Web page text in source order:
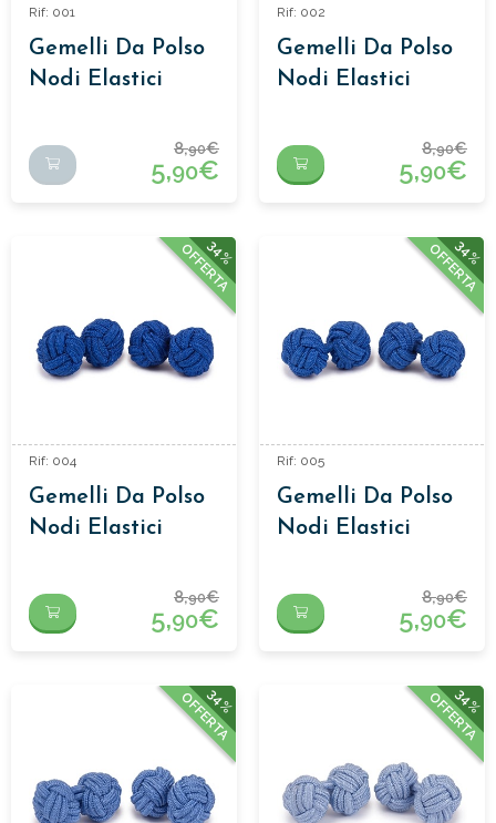
Rif: 001
Gemelli Da Polso
Nodi Elastici
8,90€
5,90€
Rif: 002
Gemelli Da Polso
Nodi Elastici
8,90€
5,90€
34%
OFFERTA
Rif: 004
Gemelli Da Polso
Nodi Elastici
8,90€
5,90€
34%
OFFERTA
Rif: 005
Gemelli Da Polso
Nodi Elastici
8,90€
5,90€
34%
OFFERTA 34%
OFFERTA